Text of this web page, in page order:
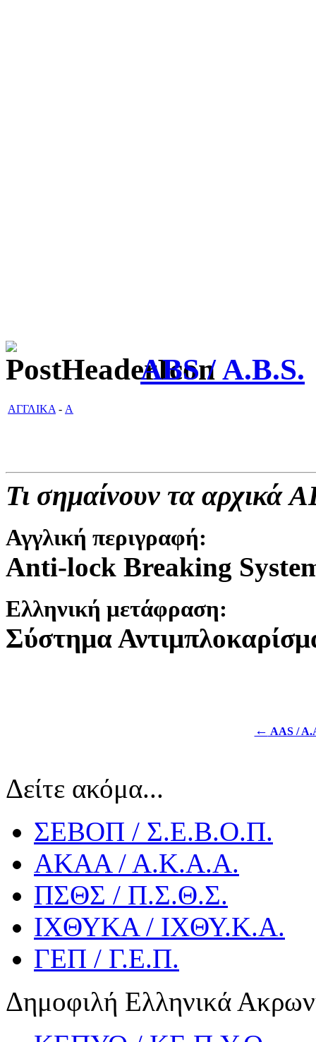
ABS / A.B.S.
ΑΓΓΛΙΚΑ - A
Τι σημαίνουν τα αρχικά
Αγγλική περιγραφή:
Anti-lock Breaking
Ελληνική μετάφραση:
Σύστημα
← AAS /
Δείτε ακόμα...
ΣΕΒΟΠ / Σ.Ε.Β.Ο.Π.
ΑΚΑΑ / Α.Κ.Α.Α.
ΠΣΘΣ / Π.Σ.Θ.Σ.
ΙΧΘΥΚΑ / ΙΧΘΥ.Κ.Α.
ΓΕΠ / Γ.Ε.Π.
Δημοφιλή Ελληνικά